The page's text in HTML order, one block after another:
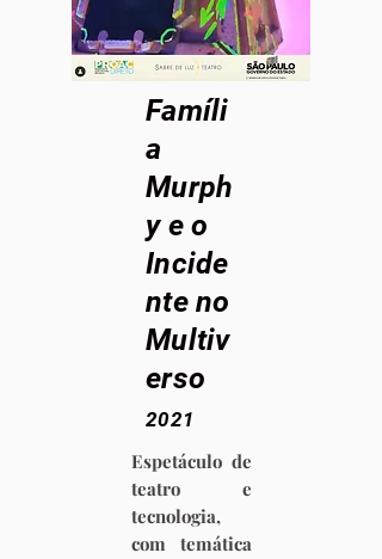
Famíli
a
Murph
y e o
Incide
nte no
Multiv
erso
2021
Espetáculo de
teatro e
tecnologia,
com temática